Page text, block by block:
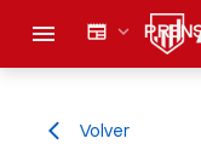
menu newspaper expand_more
arrow_back_ios Volver